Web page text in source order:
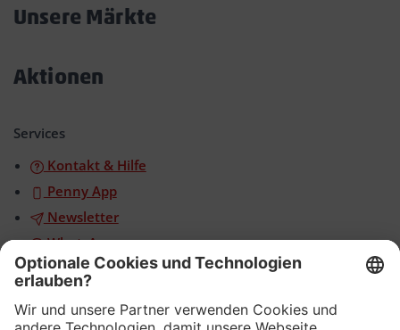
Unsere Märkte
Aktionen
Services
Kontakt & Hilfe
Penny App
Newsletter
WhatsApp
App